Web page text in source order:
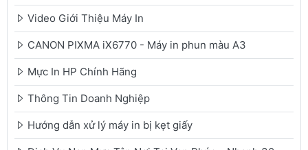
Video Giới Thiệu Máy In
CANON PIXMA iX6770 - Máy in phun màu A3
Mực In HP Chính Hãng
Thông Tin Doanh Nghiệp
Hướng dẫn xử lý máy in bị kẹt giấy